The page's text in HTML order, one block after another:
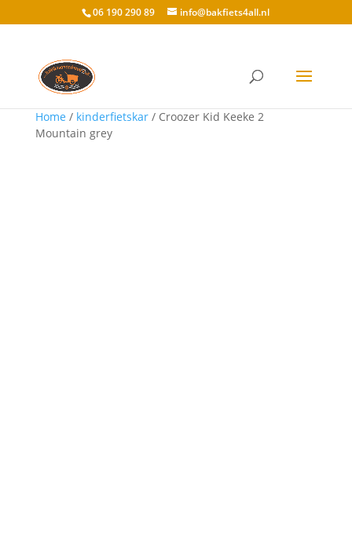
06 190 290 89 info@bakfiets4all.nl
Home / kinderfietskar/ Croozer Kid Keeke 2
Mountain grey